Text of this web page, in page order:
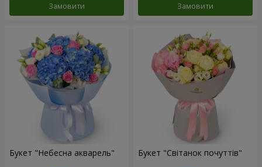
Замовити Замовити
Букет "Небесна акварель" Букет "Світанок почуттів"